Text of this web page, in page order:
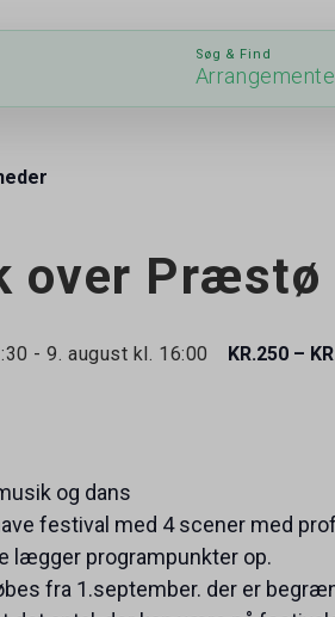
Søg & Find
over Præstø
-9. august kl. 16:00 KR.250 –
og dans
festival med 4 scener med
lægger programpunkter op.
fra 1.september. der er